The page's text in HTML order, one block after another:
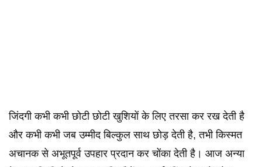
जिंदगी कभी कभी छोटी छोटी खुशियों के लिए तरसा कर रख देती है
और कभी कभी जब उम्मीद बिल्कुल साथ छोड़ देती है, तभी किस्मत
अचानक से अभूतपूर्व उपहार प्रदान कर चोंका देती है। आज अन्या